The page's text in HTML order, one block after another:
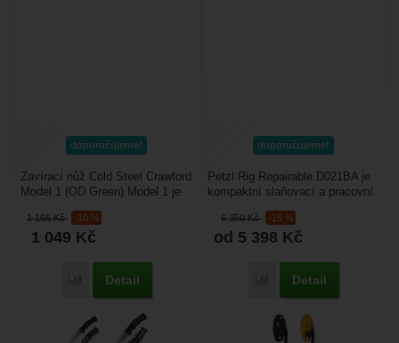
doporučujeme!
1 166Kč -10 %
1 049 Kč
Přidat 'Cold Steel Crawford Model 1' k porovnání
Detail
Zavírací nůž Cold Steel Crawford
Model 1 (OD Green) Model 1 je
zavírací nůž,...
doporučujeme!
6 350Kč -15 %
od 5 398 Kč
Přidat 'Petzl Rig
Detail
Petzl Rig Repairable D021BA je
kompaktní slaňovací a pracovní
umožňuje...